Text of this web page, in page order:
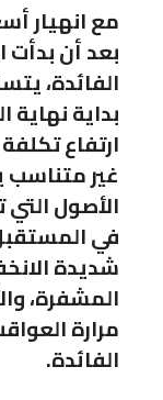
مع انهيار
بعد أن بدأت
الفائدة،
بداية
ارتفاع
غير
الأصول
في
شديدة
المشفرة،
مرارة
الفائدة.